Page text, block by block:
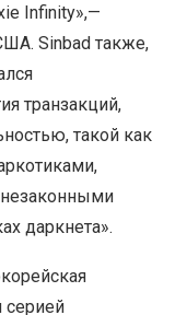
Infinity»,—
Sinbad также,
транзакций,
такой как
даркнета».
серией